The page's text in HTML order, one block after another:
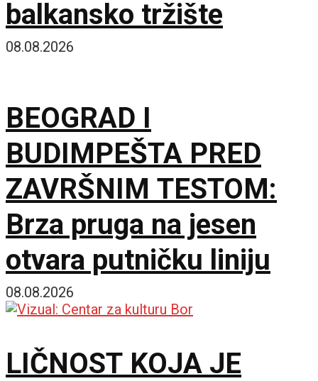
balkansko tržište
08.08.2026
BEOGRAD I
BUDIMPEŠTA PRED
ZAVRŠNIM TESTOM:
Brza pruga na jesen
otvara putničku liniju
08.08.2026
LIČNOST KOJA JE